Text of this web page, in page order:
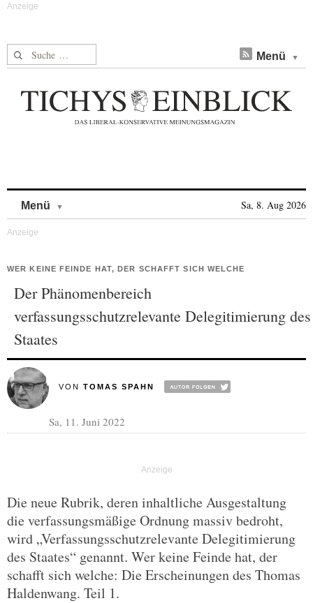
Suche nach: Menü
Menü Sa, 8. Aug 2026
WER KEINE FEINDE HAT, DER SCHAFFT SICH WELCHE
Der Phänomenbereich
verfassungsschutzrelevante Delegitimierung des
Staates
VON TOMAS SPAHN
Sa, 11. Juni 2022
Die neue Rubrik, deren inhaltliche Ausgestaltung
die verfassungsmäßige Ordnung massiv bedroht,
wird „Verfassungsschutzrelevante Delegitimierung
des Staates“ genannt. Wer keine Feinde hat, der
schafft sich welche: Die Erscheinungen des Thomas
Haldenwang. Teil 1.